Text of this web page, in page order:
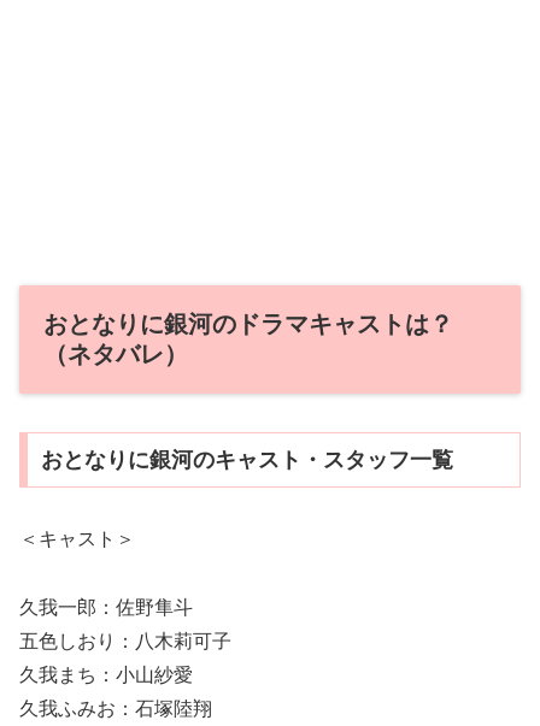
おとなりに銀河のドラマキャストは？
（ネタバレ）
おとなりに銀河のキャスト・スタッフ一覧
＜キャスト＞
久我一郎：佐野隼斗
五色しおり：八木莉可子
久我まち：小山紗愛
久我ふみお：石塚陸翔